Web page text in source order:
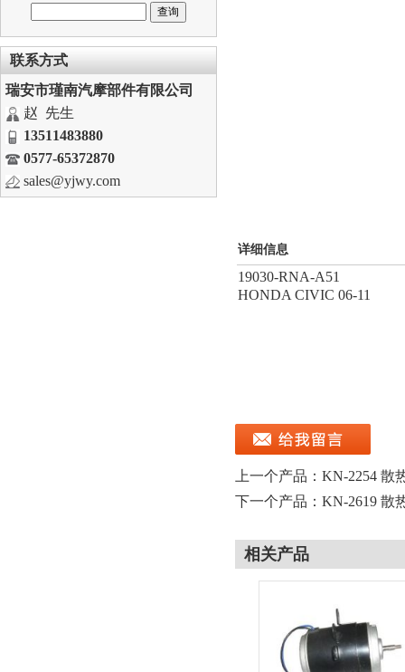
联系方式
瑞安市瑾南汽摩部件有限公司
赵 先生
13511483880
0577-65372870
sales@yjwy.com
详细信息
19030-RNA-A51
HONDA CIVIC 06-11
上一个产品： KN-2254 散
下一个产品： KN-2619 散
相关产品